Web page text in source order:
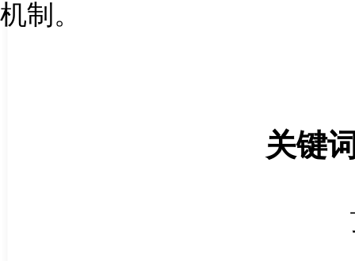
机制。
关键